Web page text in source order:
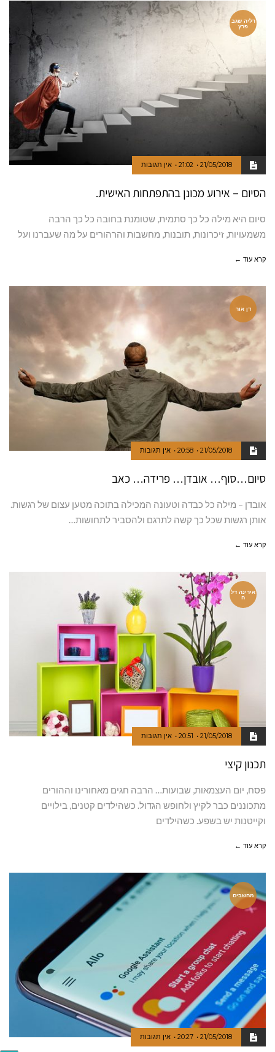
דליה שגב
פרץ
21/05/2018
21:02 אין תגובות
הסיום – אירוע מכונן בהתפתחות האישית.
סיום היא מילה כל כך סתמית, שטומנת בחובה כל כך הרבה
משמעויות, זיכרונות, תובנות, מחשבות והרהורים על מה שעברנו ועל
קרא עוד ←
דן אור
21/05/2018
20:58 אין תגובות
סיום…סוף… אובדן… פרידה… כאב
אובדן – מילה כל כבדה וטעונה המכילה בתוכה מטען עצום של רגשות.
אותן רגשות שכל כך קשה לתרגם ולהסביר לתחושות…
קרא עוד ←
אירינה דל
ח
21/05/2018
20:51 אין תגובות
תכנון קיצי
פסח, יום העצמאות, שבועות… הרבה חגים מאחורינו וההורים
מתכוננים כבר לקיץ ולחופש הגדול. כשהילדים קטנים, בילויים
וקייטנות יש בשפע. כשהילדים
קרא עוד ←
מחשבים
21/05/2018
20:27 אין תגובות